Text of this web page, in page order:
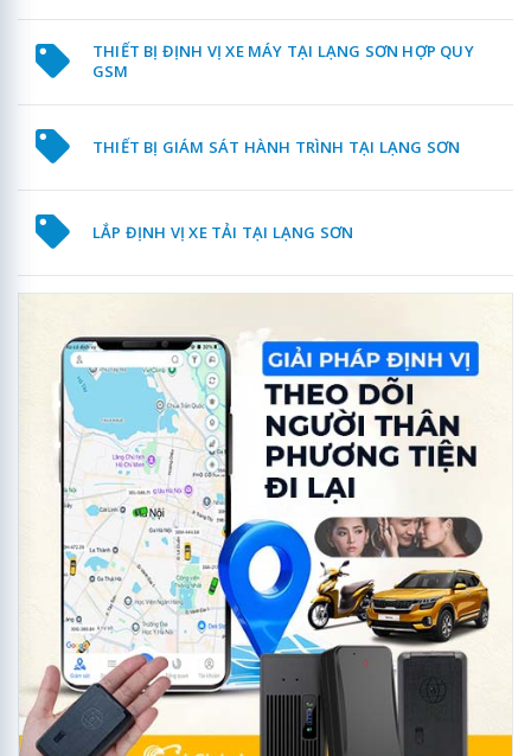
THIẾT BỊ ĐỊNH VỊ XE MÁY TẠI LẠNG SƠN HỢP QUY
GSM
THIẾT BỊ GIÁM SÁT HÀNH TRÌNH TẠI LẠNG SƠN
LẮP ĐỊNH VỊ XE TẢI TẠI LẠNG SƠN